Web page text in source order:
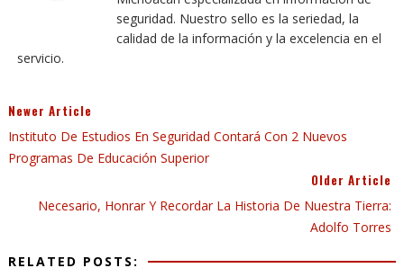
seguridad. Nuestro sello es la seriedad, la
calidad de la información y la excelencia en el
servicio.
Newer Article
Instituto De Estudios En Seguridad Contará Con 2 Nuevos
Programas De Educación Superior
Older Article
Necesario, Honrar Y Recordar La Historia De Nuestra Tierra:
Adolfo Torres
RELATED POSTS: